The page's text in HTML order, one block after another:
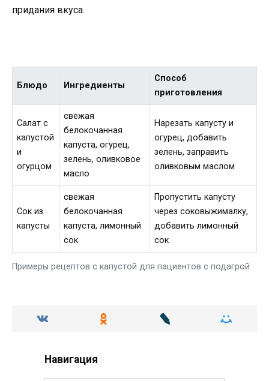
придания вкуса.
Примеры рецептов с капустой для пациентов с подагрой
Блюдо Ингредиенты
Способ
приготовления
Салат с
капустой
и
огурцом
свежая
белокочанная
капуста, огурец,
зелень, оливковое
масло
Нарезать капусту и
огурец, добавить
зелень, заправить
оливковым маслом
Сок из
капусты
свежая
белокочанная
капуста, лимонный
сок
Пропустить капусту
через соковыжималку,
добавить лимонный
сок
Навигация